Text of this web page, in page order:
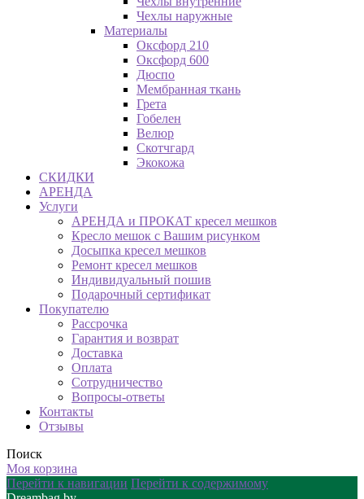
Чехлы наружные
Материалы
Оксфорд 210
Оксфорд 600
Дюспо
Мембранная ткань
Грета
Гобелен
Велюр
Скотчгард
Экокожа
СКИДКИ
АРЕНДА
Услуги
АРЕНДА и ПРОКАТ кресел мешков
Кресло мешок с Вашим рисунком
Досыпка кресел мешков
Ремонт кресел мешков
Индивидуальный пошив
Подарочный сертификат
Покупателю
Рассрочка
Гарантия и возврат
Доставка
Оплата
Сотрудничество
Вопросы-ответы
Контакты
Отзывы
Поиск
Моя корзина
Перейти к навигации Перейти к содержимому